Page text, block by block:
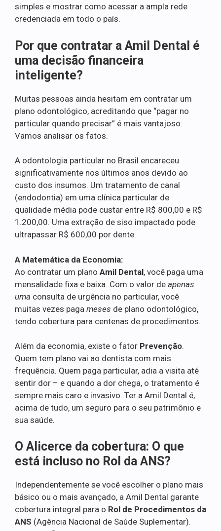
simples e mostrar como acessar a ampla rede
credenciada em todo o país.
Por que contratar a Amil Dental é
uma decisão financeira
inteligente?
Muitas pessoas ainda hesitam em contratar um
plano odontológico, acreditando que “pagar no
particular quando precisar” é mais vantajoso.
Vamos analisar os fatos.
A odontologia particular no Brasil encareceu
significativamente nos últimos anos devido ao
custo dos insumos. Um tratamento de canal
(endodontia) em uma clínica particular de
qualidade média pode custar entre R$ 800,00 e R$
1.200,00. Uma extração de siso impactado pode
ultrapassar R$ 600,00 por dente.
A Matemática da Economia:
Ao contratar um plano Amil Dental, você paga uma
mensalidade fixa e baixa. Com o valor de apenas
uma consulta de urgência no particular, você
muitas vezes paga meses de plano odontológico,
tendo cobertura para centenas de procedimentos.
Além da economia, existe o fator Prevenção.
Quem tem plano vai ao dentista com mais
frequência. Quem paga particular, adia a visita até
sentir dor – e quando a dor chega, o tratamento é
sempre mais caro e invasivo. Ter a Amil Dental é,
acima de tudo, um seguro para o seu patrimônio e
sua saúde.
O Alicerce da cobertura: O que
está incluso no Rol da ANS?
Independentemente se você escolher o plano mais
básico ou o mais avançado, a Amil Dental garante
cobertura integral para o Rol de Procedimentos da
ANS (Agência Nacional de Saúde Suplementar).